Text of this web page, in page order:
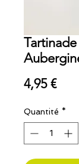
4,95 €Prix
Quantité *